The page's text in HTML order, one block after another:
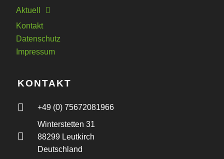
Aktuell
Kontakt
Datenschutz
Impressum
KONTAKT
+49 (0) 75672081966
Winterstetten 31
88299 Leutkirch
Deutschland